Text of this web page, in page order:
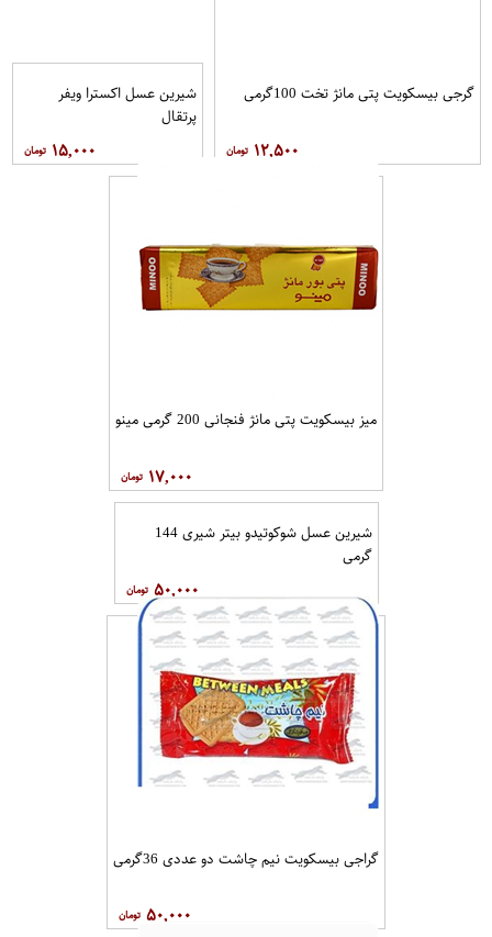
گرجی بیسکویت پتی مانژ تخت 100گرمی
۱۲,۵۰۰
شیرین عسل اکسترا ویفر
پرتقال
۱۵,۰۰۰
میز بیسکویت پتی مانژ فنجانی 200 گرمی مینو
۱۷,۰۰۰
شیرین عسل شوکوتیدو بیتر شیری 144
گرمی
۵۰,۰۰۰
گراجی بیسکویت نیم چاشت دو عددی 36گرمی
۵۰,۰۰۰